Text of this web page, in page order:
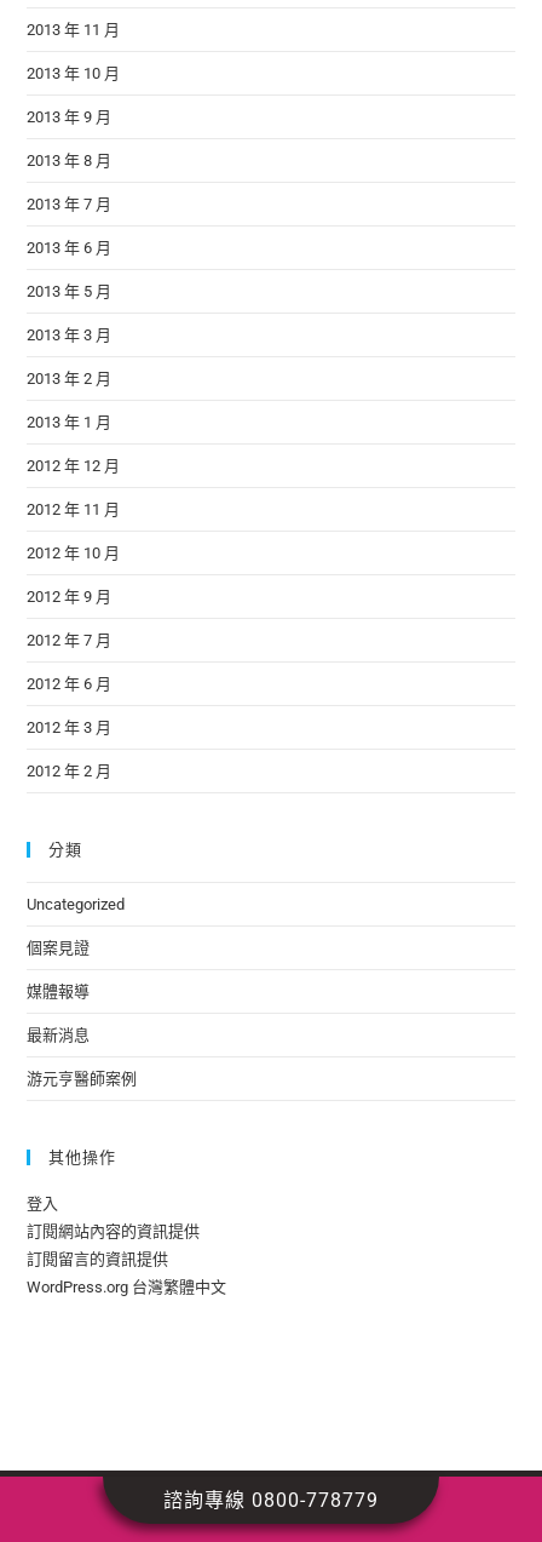
2013 年 11 月
2013 年 10 月
2013 年 9 月
2013 年 8 月
2013 年 7 月
2013 年 6 月
2013 年 5 月
2013 年 3 月
2013 年 2 月
2013 年 1 月
2012 年 12 月
2012 年 11 月
2012 年 10 月
2012 年 9 月
2012 年 7 月
2012 年 6 月
2012 年 3 月
2012 年 2 月
分類
Uncategorized
個案見證
媒體報導
最新消息
游元亨醫師案例
其他操作
登入
訂閱網站內容的資訊提供
訂閱留言的資訊提供
WordPress.org 台灣繁體中文
諮詢專線 0800-778779